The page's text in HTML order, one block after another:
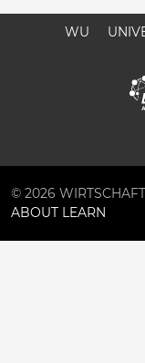
WU
© 2026
ABOUT LEARN